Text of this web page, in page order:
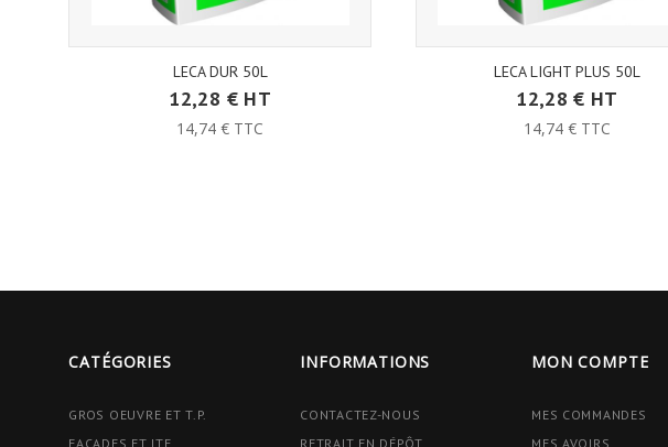
LECA DUR 50L
12,28 € HT
14,74 € TTC
LECA LIGHT PLUS 50L
12,28 € HT
14,74 € TTC
CATÉGORIES
GROS OEUVRE ET T.P.
FAÇADES ET ITE
INFORMATIONS
CONTACTEZ-NOUS
RETRAIT EN DÉPÔT
MON COMPTE
MES COMMANDES
MES AVOIRS